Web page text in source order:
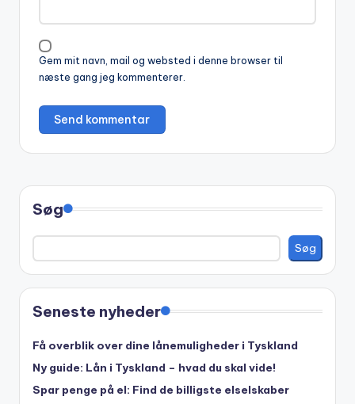
Gem mit navn, mail og websted i denne browser til
næste gang jeg kommenterer.
i
v
e
:
Søg
Søg
Seneste nyheder
Få overblik over dine lånemuligheder i Tyskland
Ny guide: Lån i Tyskland – hvad du skal vide!
Spar penge på el: Find de billigste elselskaber